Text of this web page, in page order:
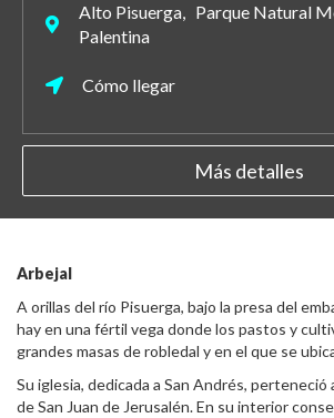
Alto Pisuerga, Parque Natural
Palentina
Cómo llegar
Más detalles
Arbejal
A orillas del río Pisuerga, bajo la presa del
hay en una fértil vega donde los pastos y
grandes masas de robledal y en el que se
Su iglesia, dedicada a San Andrés, perteneció
de San Juan de Jerusalén. En su interior